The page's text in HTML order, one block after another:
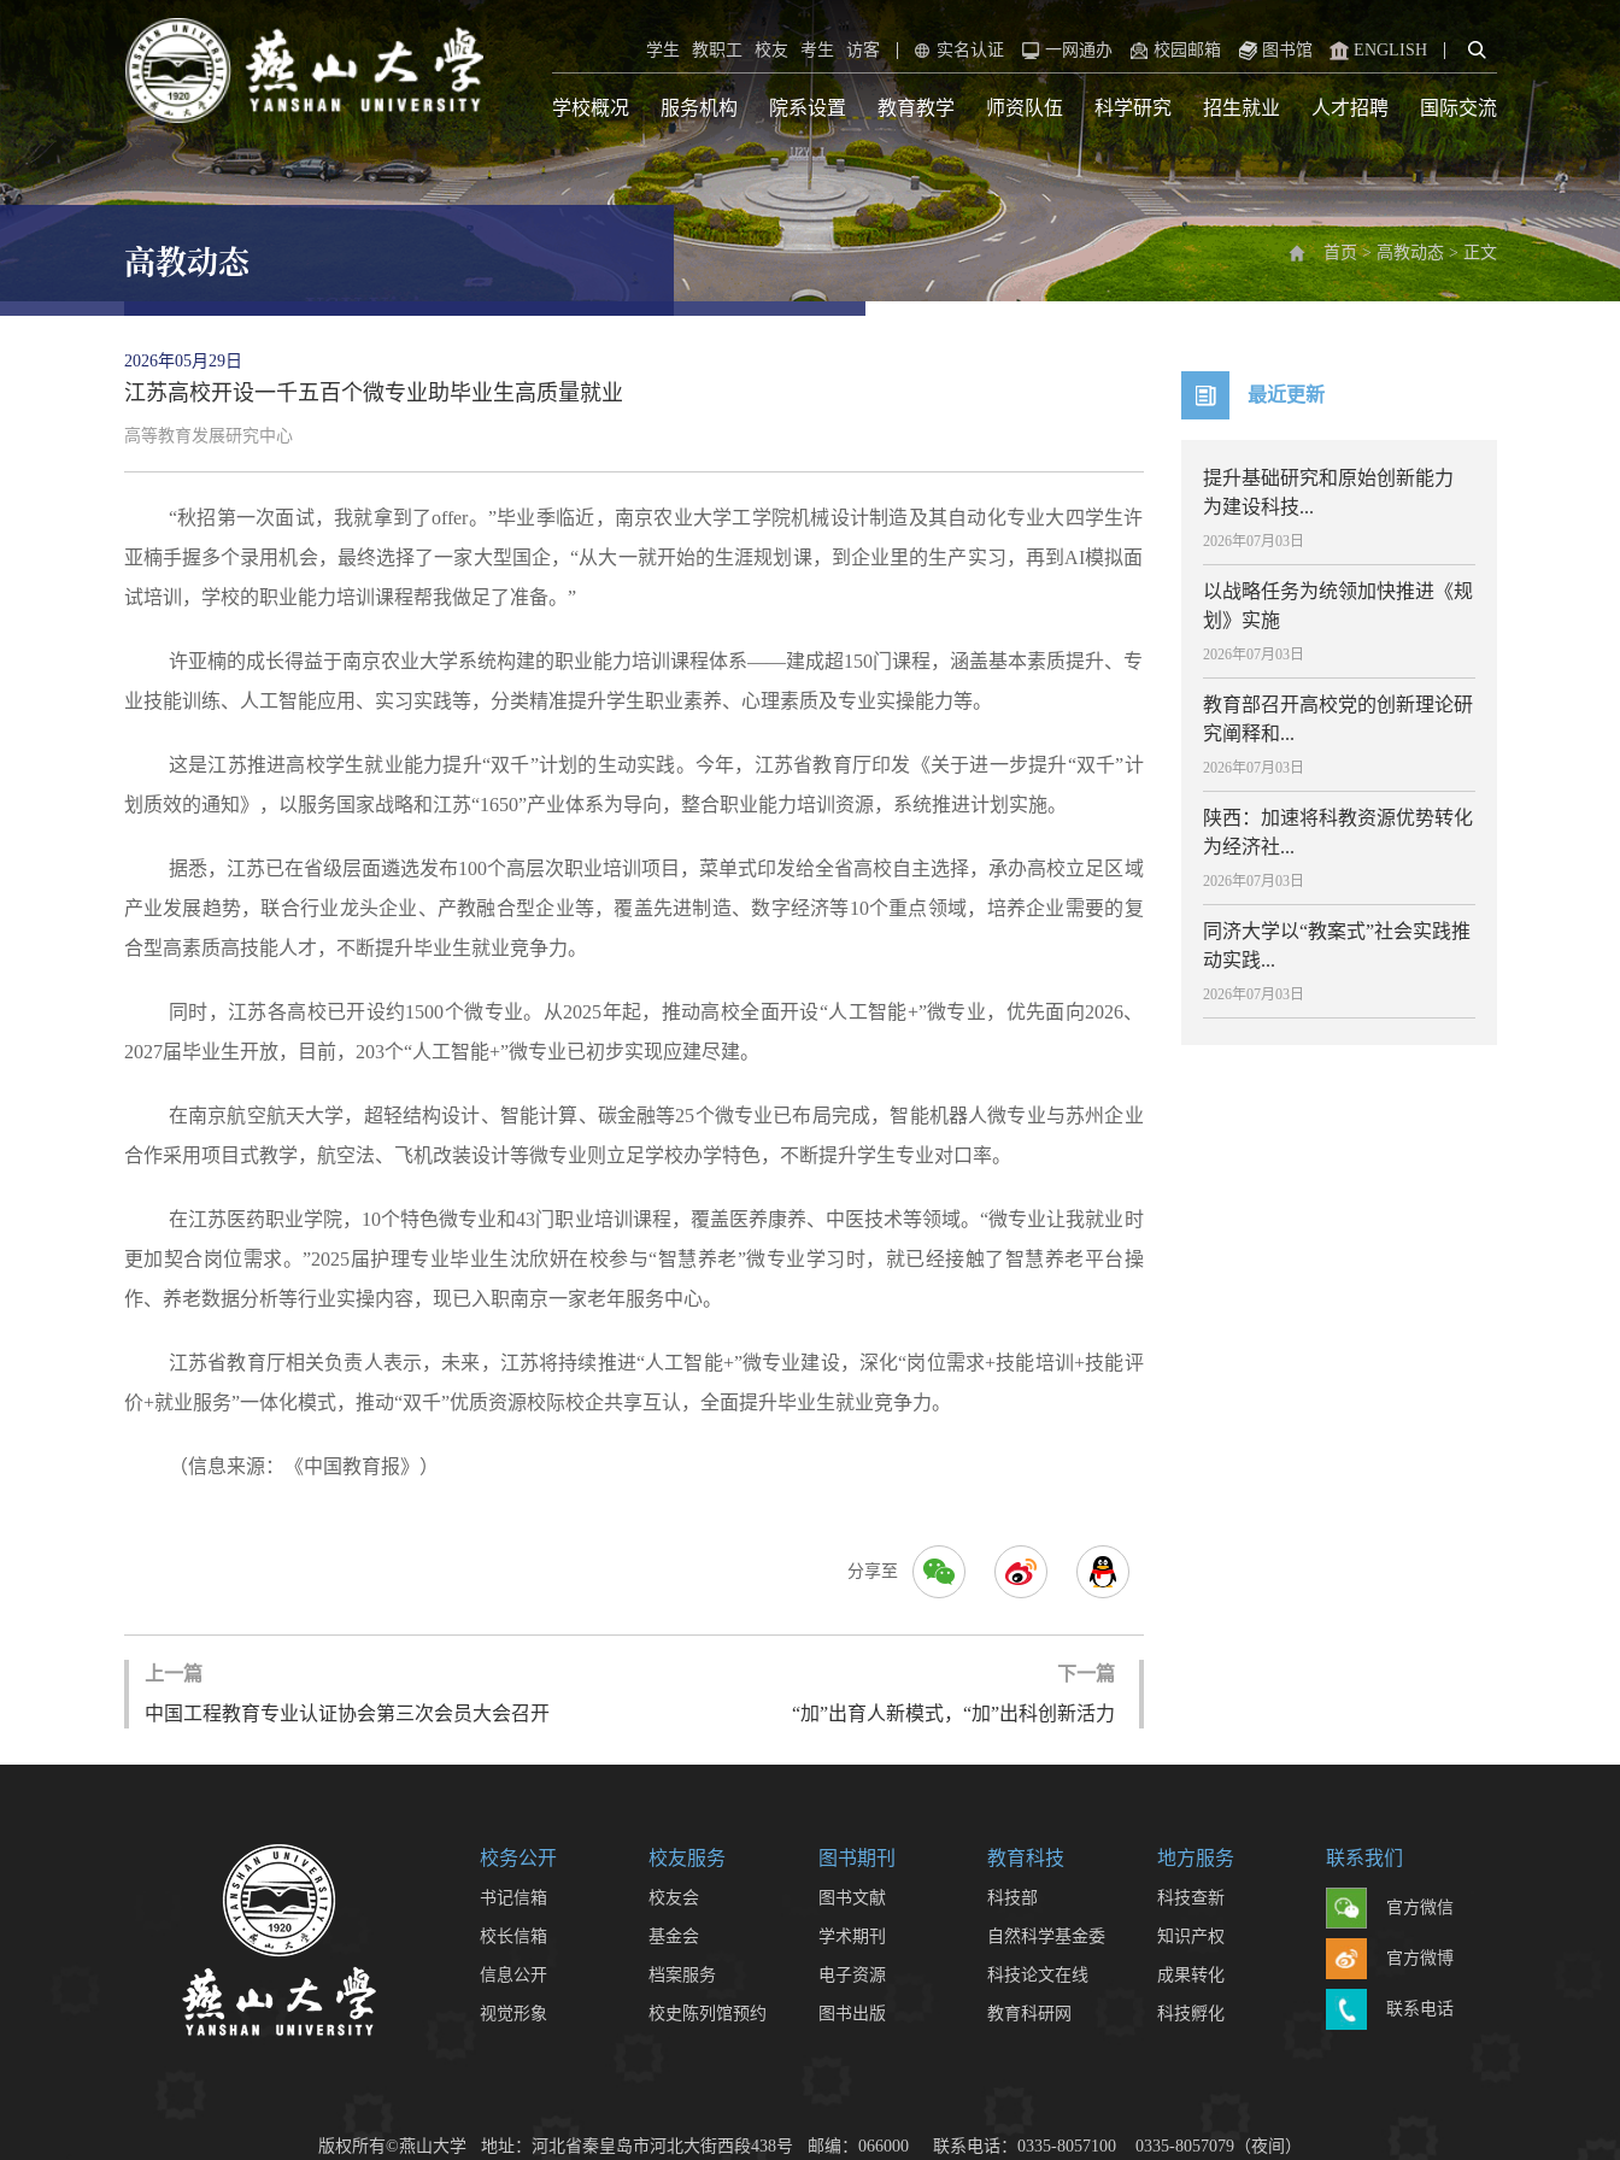
学生 教职工 校友 考生 访客 实名认证 一网通办 校园邮箱 图书馆 ENGLISH
学校概况 服务机构 院系设置 教育教学 师资队伍 科学研究 招生就业 人才招聘 国际交流
首页> 高教动态>正文
高教动态
2026年05月29日
江苏高校开设一千五百个微专业助毕业生高质量就业
高等教育发展研究中心
“秋招第一次面试，我就拿到了offer。”毕业季临近，南京农业大学工学院机械设计制造及其自动化专业大四学生许
亚楠手握多个录用机会，最终选择了一家大型国企，“从大一就开始的生涯规划课，到企业里的生产实习，再到AI模拟面
试培训，学校的职业能力培训课程帮我做足了准备。”
许亚楠的成长得益于南京农业大学系统构建的职业能力培训课程体系——建成超150门课程，涵盖基本素质提升、专
业技能训练、人工智能应用、实习实践等，分类精准提升学生职业素养、心理素质及专业实操能力等。
这是江苏推进高校学生就业能力提升“双千”计划的生动实践。今年，江苏省教育厅印发《关于进一步提升“双千”计
划质效的通知》，以服务国家战略和江苏“1650”产业体系为导向，整合职业能力培训资源，系统推进计划实施。
据悉，江苏已在省级层面遴选发布100个高层次职业培训项目，菜单式印发给全省高校自主选择，承办高校立足区域
产业发展趋势，联合行业龙头企业、产教融合型企业等，覆盖先进制造、数字经济等10个重点领域，培养企业需要的复
合型高素质高技能人才，不断提升毕业生就业竞争力。
同时，江苏各高校已开设约1500个微专业。从2025年起，推动高校全面开设“人工智能+”微专业，优先面向2026、
2027届毕业生开放，目前，203个“人工智能+”微专业已初步实现应建尽建。
在南京航空航天大学，超轻结构设计、智能计算、碳金融等25个微专业已布局完成，智能机器人微专业与苏州企业
合作采用项目式教学，航空法、飞机改装设计等微专业则立足学校办学特色，不断提升学生专业对口率。
在江苏医药职业学院，10个特色微专业和43门职业培训课程，覆盖医养康养、中医技术等领域。“微专业让我就业时
更加契合岗位需求。”2025届护理专业毕业生沈欣妍在校参与“智慧养老”微专业学习时，就已经接触了智慧养老平台操
作、养老数据分析等行业实操内容，现已入职南京一家老年服务中心。
江苏省教育厅相关负责人表示，未来，江苏将持续推进“人工智能+”微专业建设，深化“岗位需求+技能培训+技能评
价+就业服务”一体化模式，推动“双千”优质资源校际校企共享互认，全面提升毕业生就业竞争力。
（信息来源：《中国教育报》）
分享至
上一篇
中国工程教育专业认证协会第三次会员大会召开
下一篇
“加”出育人新模式，“加”出科创新活力
最近更新
提升基础研究和原始创新能力
为建设科技...
2026年07月03日
以战略任务为统领加快推进《规
划》实施
2026年07月03日
教育部召开高校党的创新理论研
究阐释和...
2026年07月03日
陕西：加速将科教资源优势转化
为经济社...
2026年07月03日
同济大学以“教案式”社会实践推
动实践...
2026年07月03日
校务公开
书记信箱
校长信箱
信息公开
视觉形象
校友服务
校友会
基金会
档案服务
校史陈列馆预约
图书期刊
图书文献
学术期刊
电子资源
图书出版
教育科技
科技部
自然科学基金委
科技论文在线
教育科研网
地方服务
科技查新
知识产权
成果转化
科技孵化
联系我们
官方微信
官方微博
联系电话
版权所有©燕山大学 地址：河北省秦皇岛市河北大街西段438号 邮编：066000 联系电话：0335-8057100 0335-8057079（夜间）